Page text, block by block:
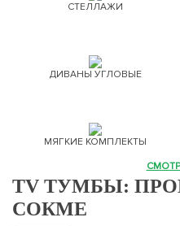
СТЕЛЛАЖИ
ДИВАНЫ УГЛОВЫЕ
МЯГКИЕ КОМПЛЕКТЫ
TV ТУМБЫ:
СОКМЕ